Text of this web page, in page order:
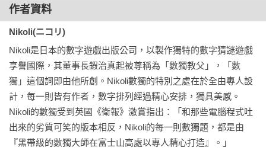
找到適合的版本，挑戰精選的90題數獨題；也可以一次收藏系
列三本，從院士級開始挑戰，一步步前進博士級，解完所有題
目，化身終極數獨達人。
2. 精美線圈裝訂，一手掌握、方便攜帶，好翻、好寫、好看！
特別設計成一手掌握的小開本，方便攜帶外出。隨身線圈設
計，外觀跟筆記本一樣精美，紙張像便條紙一樣好撕、好翻、
好寫！這本獨一無二的數獨結合趣味、益智、實用、美觀，厚
紙底板讓玩家即使沒有桌面也能書寫，通勤時、等候的空檔、
任何零碎時間，只要有一支筆，就能隨時隨地享受數獨的樂
趣。
作者資料
Nikoli(ニコリ)
Nikoli是日本的數字遊戲出版公司，以製作獨特的數字猜謎遊戲
享譽國際，其董事長鍜治真起被尊稱為「數獨教父」，「數
獨」這個詞即由他所創。Nikoli數獨的特別之處在於全由專人設
計，每一則皆有作者，數字排列經過精心安排，獨具美感。
Nikoli的數獨受到英國《衛報》激賞指出：「和那些電腦程式吐
出來的劣質可笑的版本相反，Nikoli的每一則數獨題，都是由
『黑帶級的數獨大師在富士山高處以專人精心打造』。」